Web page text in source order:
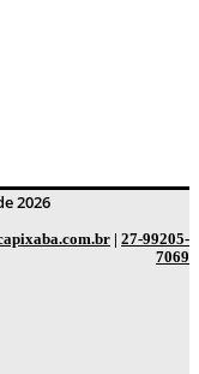
2026
| 27-99205-
7069